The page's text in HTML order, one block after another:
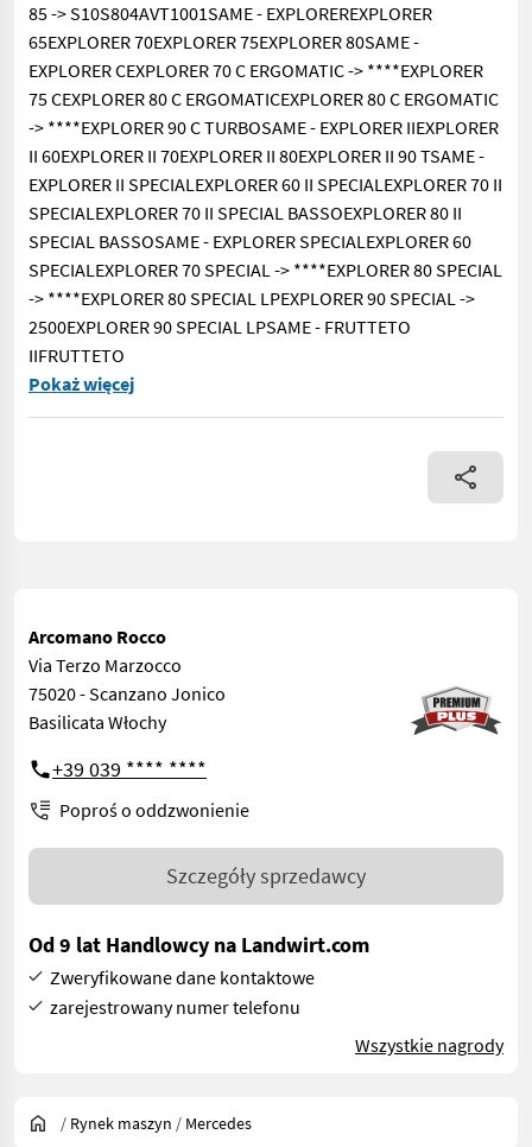
85 -> S10S804AVT1001SAME - EXPLOREREXPLORER
65EXPLORER 70EXPLORER 75EXPLORER 80SAME -
EXPLORER CEXPLORER 70 C ERGOMATIC -> ****EXPLORER
75 CEXPLORER 80 C ERGOMATICEXPLORER 80 C ERGOMATIC
-> ****EXPLORER 90 C TURBOSAME - EXPLORER IIEXPLORER
II 60EXPLORER II 70EXPLORER II 80EXPLORER II 90 TSAME -
EXPLORER II SPECIALEXPLORER 60 II SPECIALEXPLORER 70 II
SPECIALEXPLORER 70 II SPECIAL BASSOEXPLORER 80 II
SPECIAL BASSOSAME - EXPLORER SPECIALEXPLORER 60
SPECIALEXPLORER 70 SPECIAL -> ****EXPLORER 80 SPECIAL
-> ****EXPLORER 80 SPECIAL LPEXPLORER 90 SPECIAL ->
2500EXPLORER 90 SPECIAL LPSAME - FRUTTETO
IIFRUTTETO
Cod. 0. - .0/10 - Albero raffreddamento per le seguenti trattrici
Pokaż więcej
Arcomano Rocco
Via Terzo Marzocco
75020 - Scanzano Jonico
Basilicata Włochy
+39 039 **** ****
Poproś o oddzwonienie
Szczegóły sprzedawcy
Od 9 lat Handlowcy na Landwirt.com
Zweryfikowane dane kontaktowe
zarejestrowany numer telefonu
Wszystkie nagrody
/ Rynek maszyn / Mercedes